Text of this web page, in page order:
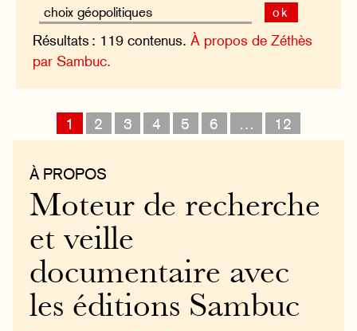
ok
Résultats : 119 contenus.À propos de Zéthès
par Sambuc.
1 2 3 4 5 6 … 12
À PROPOS
Moteur de recherche
et veille
documentaire avec
les éditions Sambuc